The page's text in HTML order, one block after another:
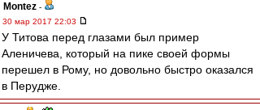
Montez -
30 мар 2017 22:03
У Титова перед глазами был пример
Аленичева, который на пике своей формы
перешел в Рому, но довольно быстро оказался
в Перудже.